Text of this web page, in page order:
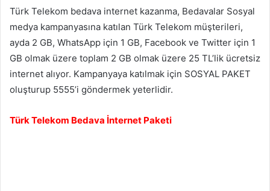
Türk Telekom bedava internet kazanma, Bedavalar Sosyal
medya kampanyasına katılan Türk Telekom müşterileri,
ayda 2 GB, WhatsApp için 1 GB, Facebook ve Twitter için 1
GB olmak üzere toplam 2 GB olmak üzere 25 TL’lik ücretsiz
internet alıyor. Kampanyaya katılmak için SOSYAL PAKET
oluşturup 5555’i göndermek yeterlidir.
Türk Telekom Bedava İnternet Paketi